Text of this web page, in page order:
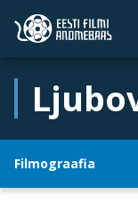
Filmograafia